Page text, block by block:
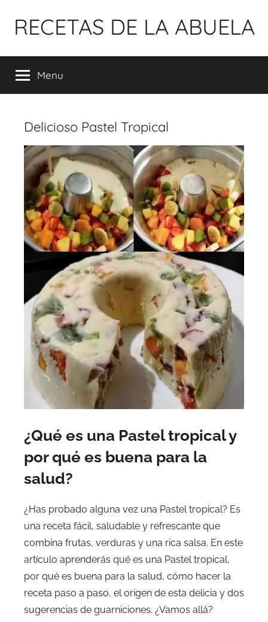
para
conteúdo
RECETAS DE LA ABUELA
Menu
Delicioso Pastel Tropical
¿Qué es una Pastel tropical y
por qué es buena para la
salud?
¿Has probado alguna vez una Pastel tropical? Es
una receta fácil, saludable y refrescante que
combina frutas, verduras y una rica salsa. En este
artículo aprenderás qué es una Pastel tropical,
por qué es buena para la salud, cómo hacer la
receta paso a paso, el origen de esta delicia y dos
sugerencias de guarniciones. ¿Vamos allá?